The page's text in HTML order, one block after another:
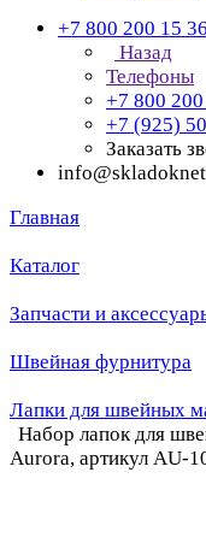
+7 800 200 15 36
Назад
Телефоны
+7 800
+7 (925)
Заказать
Главная
Каталог
Запчасти и
Швейная фурнитура
Лапки для швейных
Набор лапок для
Aurora, артикул AU-